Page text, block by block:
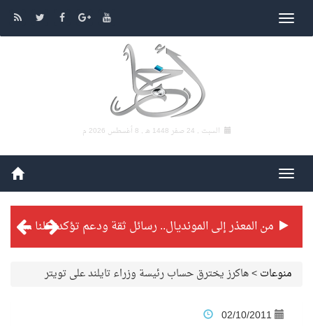
السبت , 24 صفر 1448 هـ , 8 أغسطس 2026 م
من المعذر إلى المونديال.. رسائل ثقة ودعم تؤكد: كلنا مع الأخضر
منوعات>هاكرز يخترق حساب رئيسة وزراء تايلند على تويتر
02/10/2011